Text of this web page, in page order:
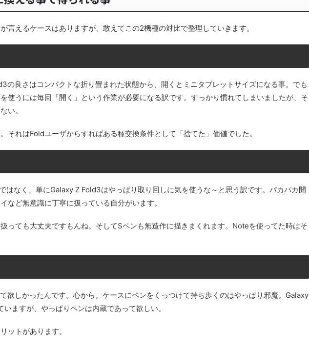
言えるケースはありますが、敢えてこの2機種の対比で整理していきます。
の良さはコンパクトな折り畳まれた状態から、開くとミニタブレットサイズになる事。でも
使うには毎回「開く」という作業が必要になる訳です。すっかり慣れてしまいましたが、そ
い。
それはFoldユーザからすればある種交換条件として「捨てた」価値でした。
はなく、単にGalaxy Z Fold3はやっぱり取り回しに気を使うな～と思う訳です。パカパカ開
など無意識に丁寧に扱っている自分がいます。
っても大丈夫ですもんね。そしてSペンも無造作に描きまくれます。Noteを使ってた時はそ
欲しかったんです。心から。ケースにペンをくっつけて持ち歩くのはやっぱり邪魔。Galaxy
ますが、やっぱりペンは内蔵であって欲しい。
ットがあります。